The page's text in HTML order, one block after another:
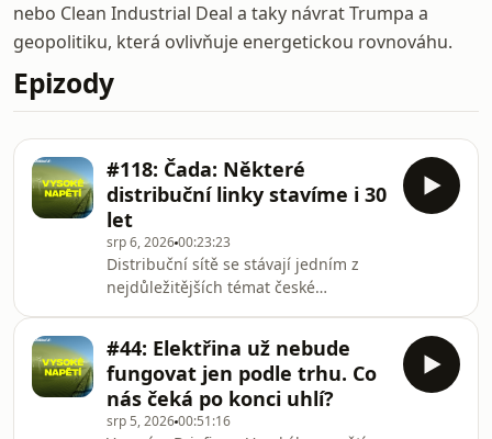
nebo Clean Industrial Deal a taky návrat Trumpa a
geopolitiku, která ovlivňuje energetickou rovnováhu.
Epizody
#118: Čada: Některé
distribuční linky stavíme i 30
let
srp 6, 202600:23:23
Distribuční sítě se stávají jedním z
nejdůležitějších témat české
který vysvětluje, proč už nestačí jen
stavět nové elektrárny, ale je nutné
masivně investovat i do sítí,
digitalizace a chytrého řízení
#44: Elektřina už nebude
fungovat jen podle trhu. Co
nás čeká po konci uhlí?
srp 5, 202600:51:16